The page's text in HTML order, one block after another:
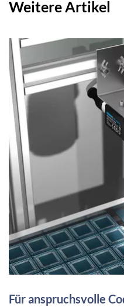
Weitere Artikel
Für anspruchsvolle